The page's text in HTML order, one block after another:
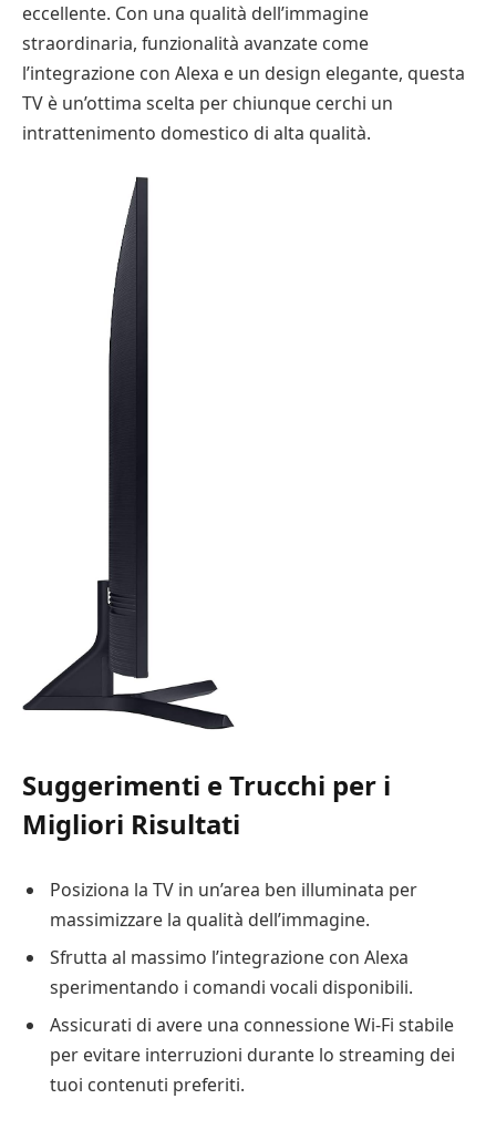
eccellente. Con una qualità dell’immagine
straordinaria, funzionalità avanzate come
l’integrazione con Alexa e un design elegante, questa
TV è un’ottima scelta per chiunque cerchi un
intrattenimento domestico di alta qualità.
Suggerimenti e Trucchi per i
Migliori Risultati
Posiziona la TV in un’area ben illuminata per
massimizzare la qualità dell’immagine.
Sfrutta al massimo l’integrazione con Alexa
sperimentando i comandi vocali disponibili.
Assicurati di avere una connessione Wi-Fi stabile
per evitare interruzioni durante lo streaming dei
tuoi contenuti preferiti.